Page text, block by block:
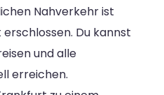
Nahverkehr ist
Du kannst
und alle
erreichen.